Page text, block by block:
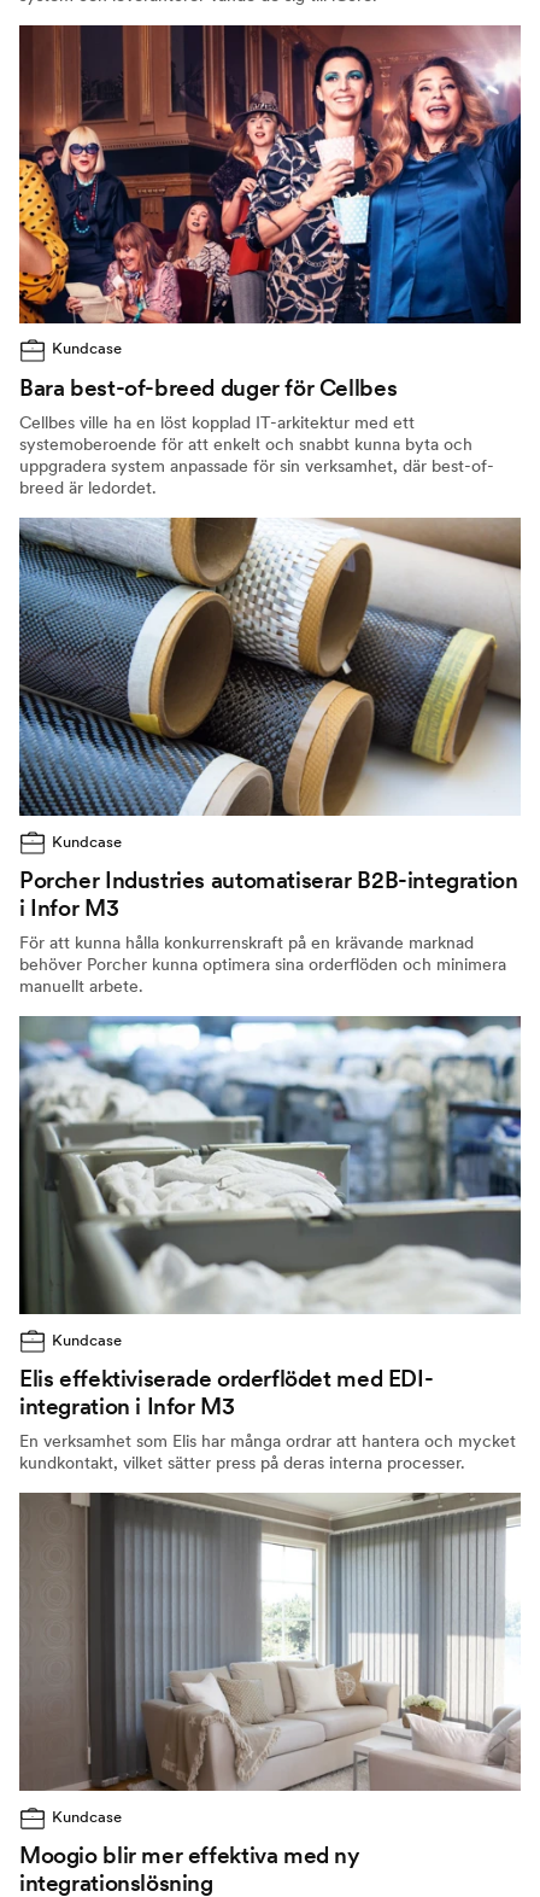
Kundcase
Bara best-of-breed duger för Cellbes
Cellbes ville ha en löst kopplad IT-arkitektur med ett
systemoberoende för att enkelt och snabbt kunna byta och
uppgradera system anpassade för sin verksamhet, där best-of-
breed är ledordet.
Kundcase
Porcher Industries automatiserar B2B-integration
i Infor M3
För att kunna hålla konkurrenskraft på en krävande marknad
behöver Porcher kunna optimera sina orderflöden och minimera
manuellt arbete.
Kundcase
Elis effektiviserade orderflödet med EDI-
integration i Infor M3
En verksamhet som Elis har många ordrar att hantera och mycket
kundkontakt, vilket sätter press på deras interna processer.
Kundcase
Moogio blir mer effektiva med ny
integrationslösning